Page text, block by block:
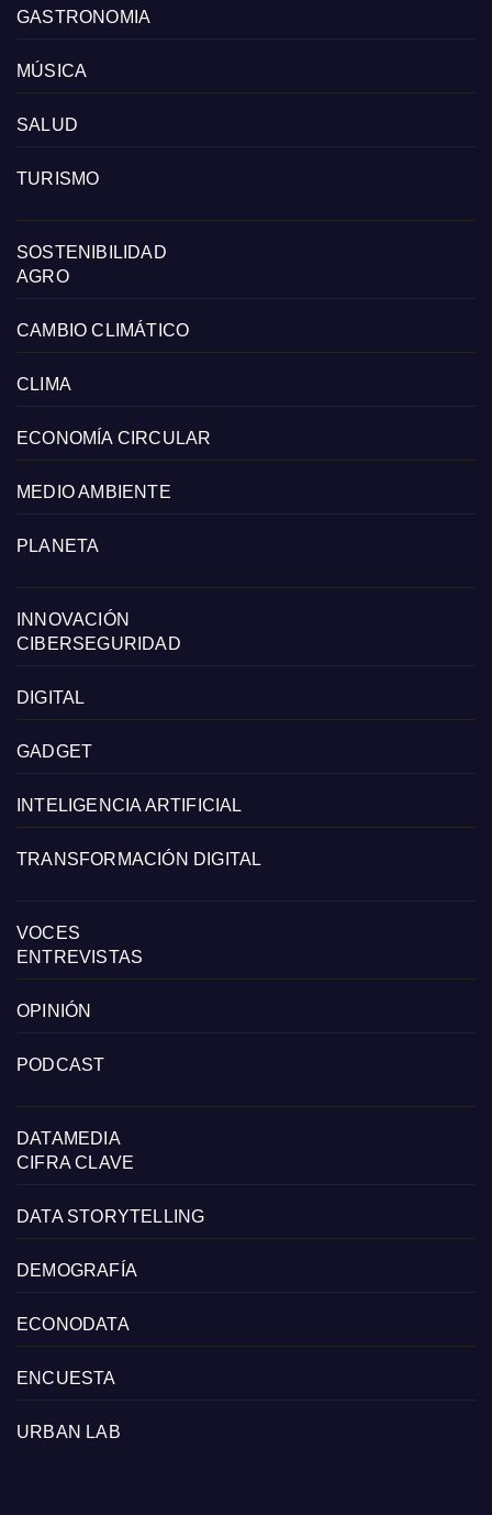
GASTRONOMIA
MÚSICA
SALUD
TURISMO
SOSTENIBILIDAD
AGRO
CAMBIO CLIMÁTICO
CLIMA
ECONOMÍA CIRCULAR
MEDIO AMBIENTE
PLANETA
INNOVACIÓN
CIBERSEGURIDAD
DIGITAL
GADGET
INTELIGENCIA ARTIFICIAL
TRANSFORMACIÓN DIGITAL
VOCES
ENTREVISTAS
OPINIÓN
PODCAST
DATAMEDIA
CIFRA CLAVE
DATA STORYTELLING
DEMOGRAFÍA
ECONODATA
ENCUESTA
URBAN LAB